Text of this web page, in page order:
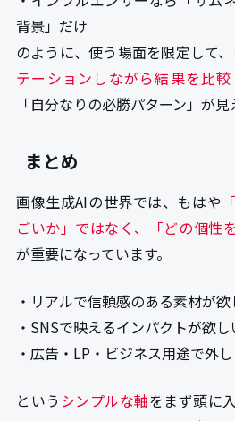
背景」だけ
のように、使う場面を限定して
テーションしながら結果を比較
「自分なりの必勝パターン」が見
まとめ
画像生成AIの世界では、もはや
ごいか」ではなく、「どの個性
が重要になっています。
・リアルで信頼感のある素材が
・SNSで映えるインパクトが欲
・広告・LP・ビジネス用途で外
という シンプルな軸をまず頭に